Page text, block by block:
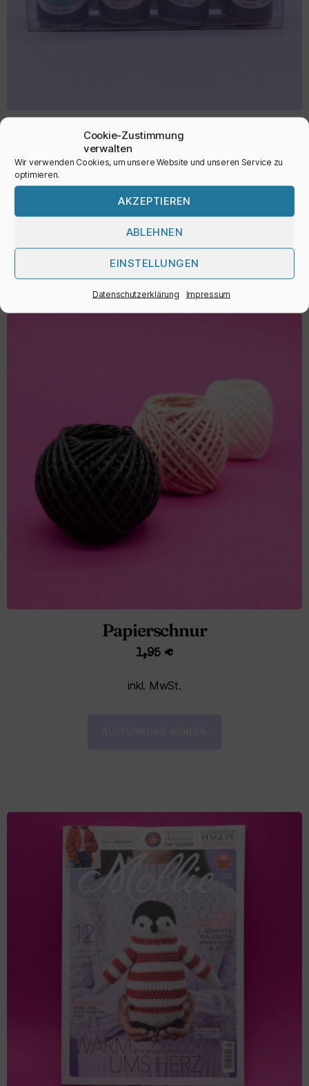
Cookie-Zustimmung
verwalten
Wir verwenden Cookies, um unsere Website und unseren Service zu
optimieren.
AKZEPTIEREN
ABLEHNEN
EINSTELLUNGEN
Datenschutzerklärung Impressum
Zeichentinte
inkl. MwSt.
AUSFÜHRUNG WÄHLEN
Papierschnur
1,95 €
inkl. MwSt.